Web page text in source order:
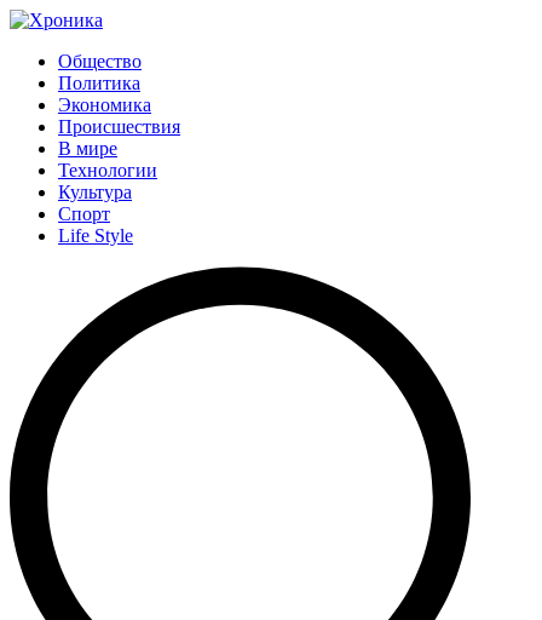
Общество
Политика
Экономика
Происшествия
В мире
Технологии
Культура
Спорт
Life Style